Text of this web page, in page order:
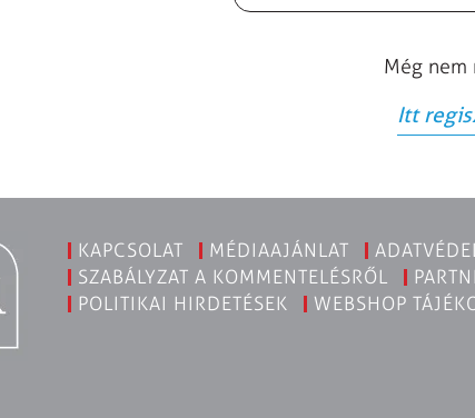
Még nem
Itt
KAPCSOLAT MÉDIAAJÁNLAT
SZABÁLYZAT A KOMMENTELÉSRŐL
POLITIKAI HIRDETÉSEK
WEBSHOP